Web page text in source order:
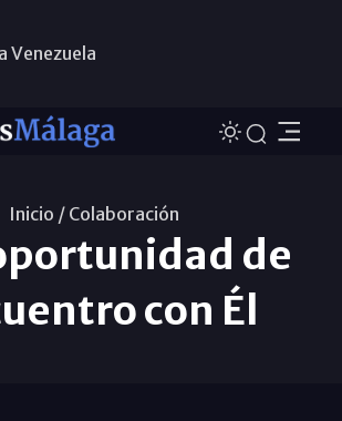
Venezuela
Inicio / Colaboración
de
con Él